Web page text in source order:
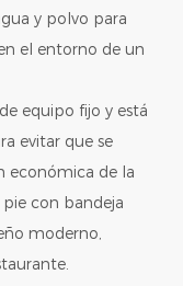
y polvo para
el entorno de un
equipo fijo y está
evitar que se
económica de la
con bandeja
moderno,